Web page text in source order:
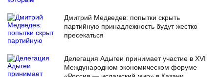
Дмитрий Медведев: попытки скрыть
партийную принадлежность будут жестко
пресекаться
Делегация Адыгеи принимает участие в XVI
Международном экономическом форуме